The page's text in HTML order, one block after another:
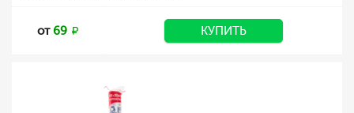
от69 КУПИТЬ